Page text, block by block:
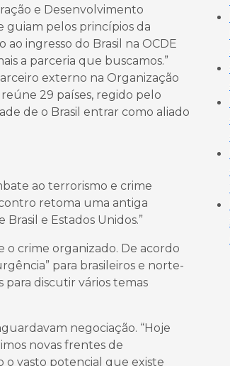
e Desenvolvimento
guiam pelos princípios da
ingresso do Brasil na OCDE
a parceria que buscamos.”
externo na Organização
29 países, regido pelo
de o Brasil entrar como aliado
ao terrorismo e crime
retoma uma antiga
e Estados Unidos.”
o crime organizado. De acordo
para brasileiros e norte-
discutir vários temas
negociação. “Hoje
novas frentes de
o vasto potencial que existe